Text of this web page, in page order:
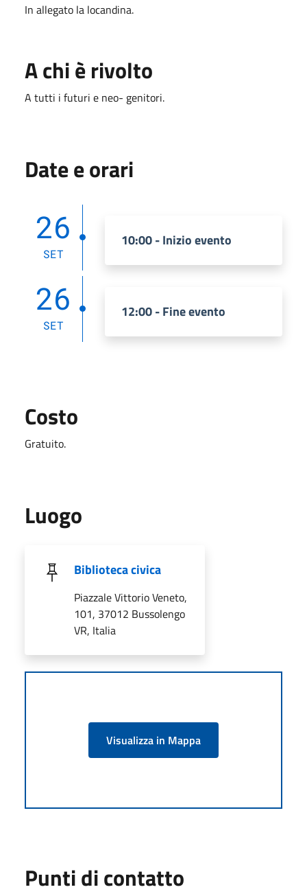
In allegato la locandina.
A chi è rivolto
A tutti i futuri e neo- genitori.
Date e orari
26
SET
10:00 - Inizio evento
26
SET
12:00 - Fine evento
Costo
Gratuito.
Luogo
Biblioteca civica
Piazzale Vittorio Veneto,
101, 37012 Bussolengo
VR, Italia
Visualizza in Mappa
Punti di contatto